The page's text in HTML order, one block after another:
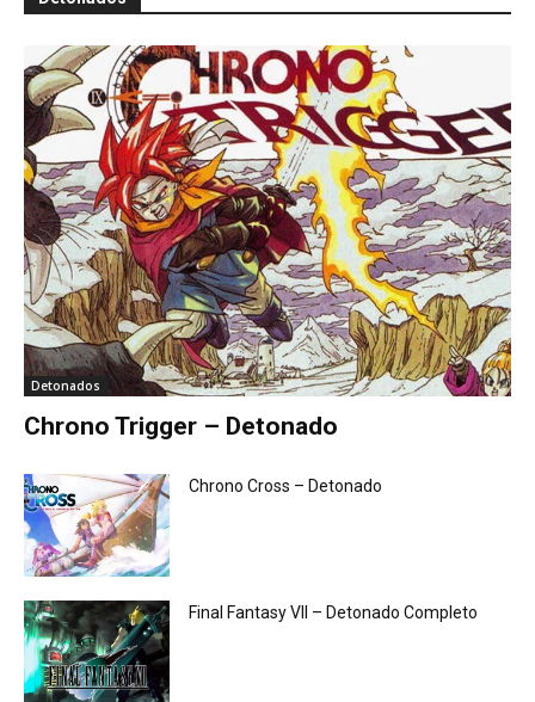
Detonados
Chrono Trigger – Detonado
Chrono Cross – Detonado
Final Fantasy VII – Detonado Completo